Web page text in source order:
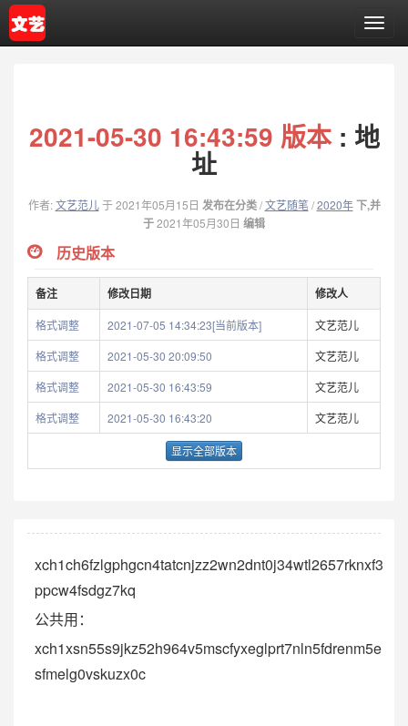
T
o
n
a
g
o
2021-05-30 16:43:59 版本 : 地
址
作者:文艺范儿于 2021年05月15日 发布在分类/文艺随笔/2020年 下,并
于2021年05月30日 编辑
历史版本
备注 修改日期 修改人
格式调整 2021-07-05 14:34:23[当前版本]
文艺范儿
格式调整
2021-05-30 20:09:50
文艺范儿
格式调整
2021-05-30 16:43:59
文艺范儿
格式调整
2021-05-30 16:43:20 文艺范儿
显示全部版本
xch1ch6fzlgphgcn4tatcnjzz2wn2dnt0j34wtl2657rknxf3
ppcw4fsdgz7kq
公共用：
xch1xsn55s9jkz52h964v5mscfyxeglprt7nln5fdrenm5e
sfmelg0vskuzx0c